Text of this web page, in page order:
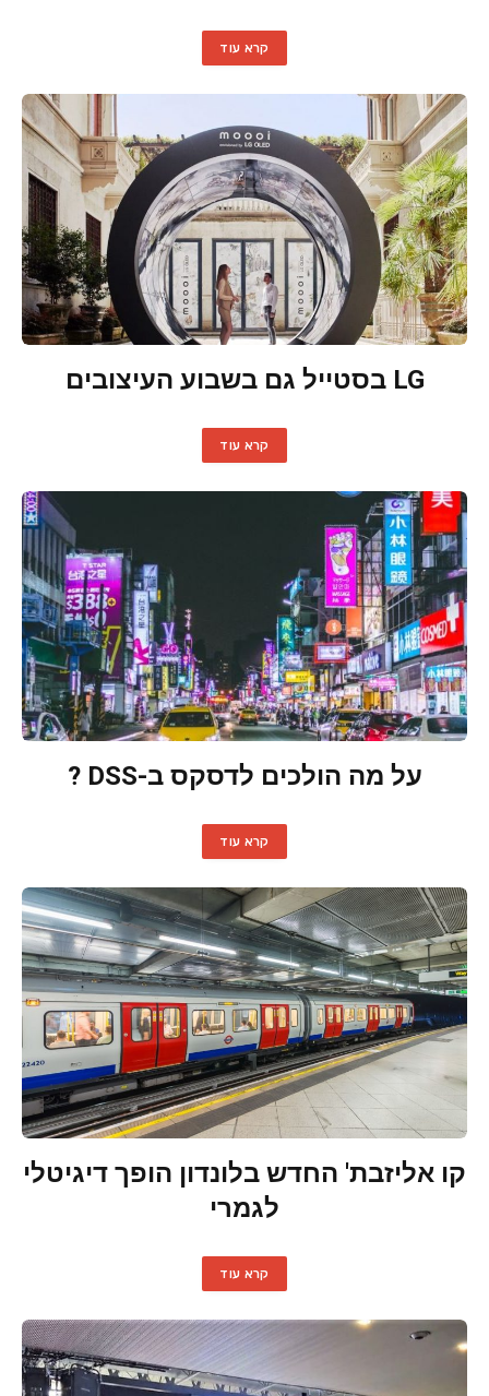
קרא עוד
LG בסטייל גם בשבוע העיצובים
קרא עוד
על מה הולכים לדסקס ב-DSS ?
קרא עוד
קו אליזבת' החדש בלונדון הופך דיגיטלי
לגמרי
קרא עוד